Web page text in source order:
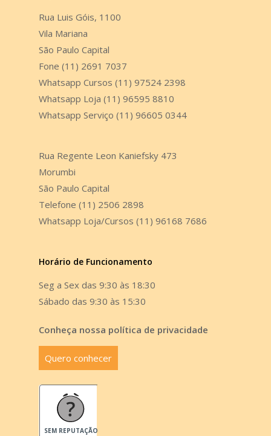
Rua Luis Góis, 1100
Vila Mariana
São Paulo Capital
Fone (11) 2691 7037
Whatsapp Cursos (11) 97524 2398
Whatsapp Loja (11) 96595 8810
Whatsapp Serviço (11) 96605 0344
Rua Regente Leon Kaniefsky 473
Morumbi
São Paulo Capital
Telefone (11) 2506 2898
Whatsapp Loja/Cursos (11) 96168 7686
Horário de Funcionamento
Seg a Sex das 9:30 às 18:30
Sábado das 9:30 às 15:30
Conheça nossa política de privacidade
Quero conhecer
SEM REPUTAÇÃO